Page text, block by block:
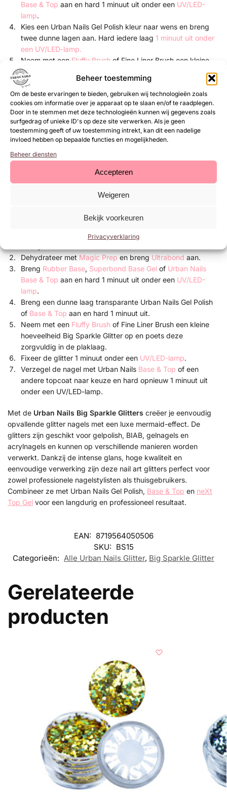
Beheer toestemming
Om de beste ervaringen te bieden, gebruiken wij technologieën zoals
cookies om informatie over je apparaat op te slaan en/of te raadplegen.
Door in te stemmen met deze technologieën kunnen wij gegevens zoals
surfgedrag of unieke ID's op deze site verwerken. Als je geen
toestemming geeft of uw toestemming intrekt, kan dit een nadelige
invloed hebben op bepaalde functies en mogelijkheden.
Beheer diensten
Accepteren
Weigeren
Bekijk voorkeuren
Privacyverklaring
Base & Top aan en hard 1 minuut uit onder een UV/LED-
lamp.
Kies een Urban Nails Gel Polish kleur naar wens en breng
twee dunne lagen aan. Hard iedere laag 1 minuut uit onder
een UV/LED-lamp.
Neem met een Fluffy Brush of Fine Liner Brush een kleine
hoeveelheid glitter op en poets deze voorzichtig in de
plaklaag van de gelpolish.
Fixeer de glitter 1 minuut onder een UV/LED-lamp.
Werk af met een topcoat:
Natuurlijke nagels: Urban Nails Base & TopofneXt Top
Gel.
Kunstnagels:High Shine Top GelofneXt Top Gel
Werkwijze: in de plaklaag van transparante Gel Polish (voor
Wil je de originele kleur en het kleurverloop van de
plaklaag van een transparante gel.
Bereid de natuurlijke nagel voor door de glans te
Dehydrateer metMagic Prepen brengUltrabondaan.
Breng Rubber Base, Superbond Base Gel of Urban Nails
Base & Top aan en hard 1 minuut uit onder een UV/LED-
lamp.
Breng een dunne laag transparante Urban Nails Gel Polish
of Base & Top aan en hard 1 minuut uit.
Neem met een Fluffy Brush of Fine Liner Brush een kleine
hoeveelheid Big Sparkle Glitter op en poets deze
zorgvuldig in de plaklaag.
Fixeer de glitter 1 minuut onder een UV/LED-lamp.
Verzegel de nagel met Urban Nails Base & Top of een
andere topcoat naar keuze en hard opnieuw 1 minuut uit
onder een UV/LED-lamp.
Met de Urban Nails Big Sparkle Glitters creëer je eenvoudig
opvallende glitter nagels met een luxe mermaid-effect. De
glitters zijn geschikt voor gelpolish, BIAB, gelnagels en
acrylnagels en kunnen op verschillende manieren worden
verwerkt. Dankzij de intense glans, hoge kwaliteit en
eenvoudige verwerking zijn deze nail art glitters perfect voor
zowel professionele nagelstylisten als thuisgebruikers.
Combineer ze met Urban Nails Gel Polish, Base & Top en neXt
Top Gel voor een langdurig en professioneel resultaat.
EAN: 8719564050506
SKU: BS15
Categorieën: Alle Urban Nails Glitter, Big Sparkle Glitter
Gerelateerde
producten